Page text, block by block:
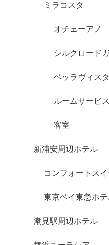
ミラコスタ
オチェーアノ
シルクロード
ベッラヴィス
ルームサービス
客室
新浦安周辺ホテル
コンフォートス
東京ベイ東急ホテ
潮見駅周辺ホテル